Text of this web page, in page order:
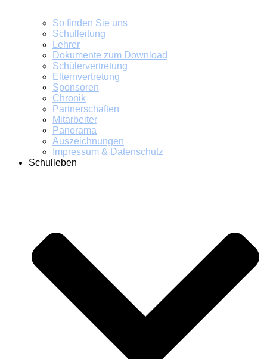
So finden Sie uns
Schulleitung
Lehrer
Dokumente zum Download
Schülervertretung
Elternvertretung
Sponsoren
Chronik
Partnerschaften
Mitarbeiter
Panorama
Auszeichnungen
Impressum & Datenschutz
Schulleben